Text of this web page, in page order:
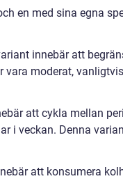
en med sina egna
innebär att
moderat,
att cykla mellan
i veckan. Denna
att konsumera